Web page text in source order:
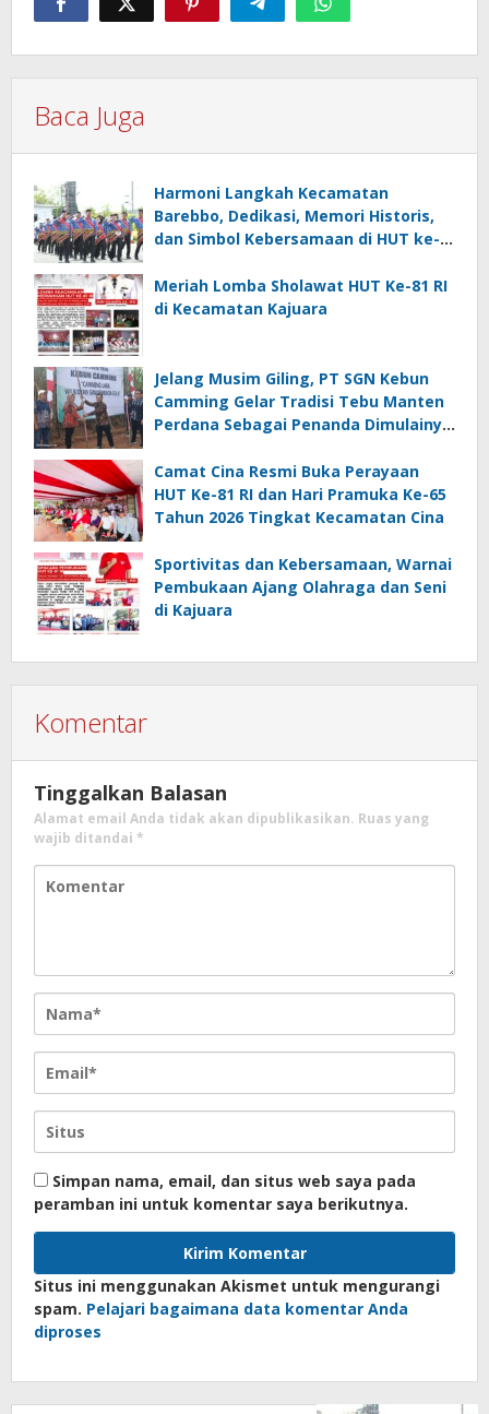
Baca Juga
Harmoni Langkah Kecamatan
Barebbo, Dedikasi, Memori Historis,
dan Simbol Kebersamaan di HUT ke-
Meriah Lomba Sholawat HUT Ke-81 RI
di Kecamatan Kajuara
Jelang Musim Giling, PT SGN Kebun
Camming Gelar Tradisi Tebu Manten
Perdana Sebagai Penanda Dimulainya
Camat Cina Resmi Buka Perayaan
HUT Ke-81 RI dan Hari Pramuka Ke-65
Tahun 2026 Tingkat Kecamatan Cina
Sportivitas dan Kebersamaan, Warnai
Pembukaan Ajang Olahraga dan Seni
di Kajuara
Komentar
Tinggalkan Balasan
Alamat email Anda tidak akan dipublikasikan. Ruas yang
wajib ditandai *
Simpan nama, email, dan situs web saya pada
peramban ini untuk komentar saya berikutnya.
Situs ini menggunakan Akismet untuk mengurangi
spam. Pelajari bagaimana data komentar Anda
diproses